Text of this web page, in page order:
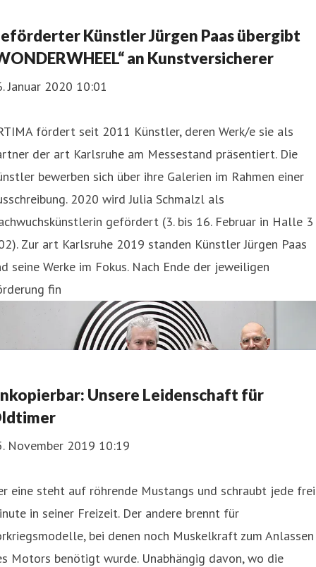
Künstler Jürgen Paas übergibt
an Kunstversicherer
Januar 2020 10:01
fördert seit 2011 Künstler, deren Werk/e sie als
der art Karlsruhe am Messestand präsentiert. Die
bewerben sich über ihre Galerien im Rahmen einer
2020 wird Julia Schmalzl als
gefördert (3. bis 16. Februar in Halle
Zur art Karlsruhe 2019 standen Künstler Jürgen Paas
seine Werke im Fokus. Nach Ende der jeweiligen
fin
Unsere Leidenschaft für
November 2019 10:19
eine steht auf röhrende Mustangs und schraubt jede
in seiner Freizeit. Der andere brennt für
bei denen noch Muskelkraft zum Anlassen
Motors benötigt wurde. Unabhängig davon, wo die